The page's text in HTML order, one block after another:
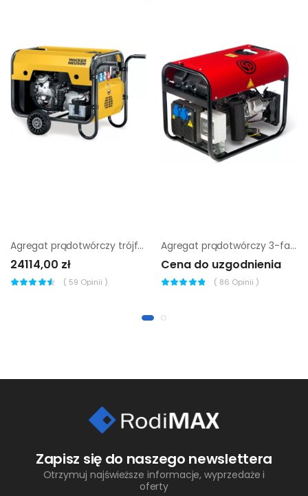
Agregat prądotwórczy trójfazowy Wacker Neuson GS 12AI
24114,00 zł
( 59 Opinii )
Agregat prądotwórczy 3-fazowy Chicago Pneumatic cppg 8P Std
Cena do uzgodnienia
( 86 Opinii )
Zapisz się do naszego newslettera
Otrzymuj najświeższe informacje, wyprzedaże i
oferty